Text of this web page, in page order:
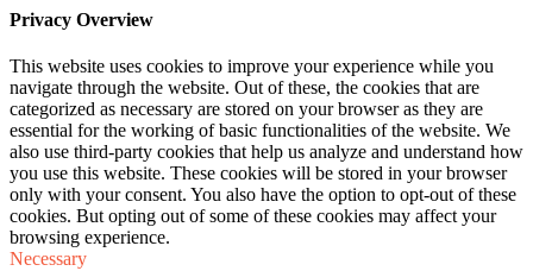
Privacy Overview
This website uses cookies to improve your experience while you
navigate through the website. Out of these, the cookies that are
categorized as necessary are stored on your browser as they are
essential for the working of basic functionalities of the website. We
also use third-party cookies that help us analyze and understand how
you use this website. These cookies will be stored in your browser
only with your consent. You also have the option to opt-out of these
cookies. But opting out of some of these cookies may affect your
browsing experience.
Necessary